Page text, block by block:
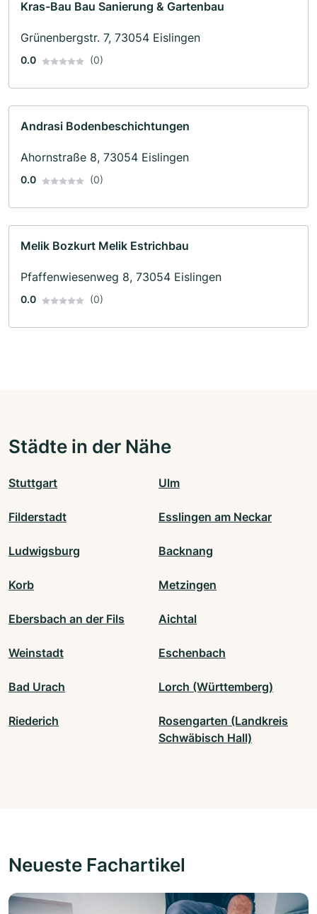
Kras-Bau Bau Sanierung & Gartenbau
Grünenbergstr. 7, 73054 Eislingen
0.0 (0)
Andrasi Bodenbeschichtungen
Ahornstraße 8, 73054 Eislingen
0.0 (0)
Melik Bozkurt Melik Estrichbau
Pfaffenwiesenweg 8, 73054 Eislingen
0.0 (0)
Städte in der Nähe
Stuttgart Ulm
Filderstadt Esslingen am Neckar
Ludwigsburg Backnang
Korb Metzingen
Ebersbach an der Fils Aichtal
Weinstadt Eschenbach
Bad Urach Lorch (Württemberg)
Riederich
Rosengarten (Landkreis
Schwäbisch Hall)
Neueste Fachartikel